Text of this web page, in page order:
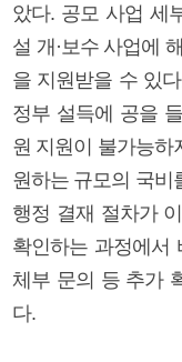
았다. 공모 사업 세
설 개·보수 사업에
을 지원받을 수 있
정부 설득에 공을
원 지원이 불가능하
원하는 규모의 국비
행정 결재 절차가
확인하는 과정에서
체부 문의 등 추가
다.